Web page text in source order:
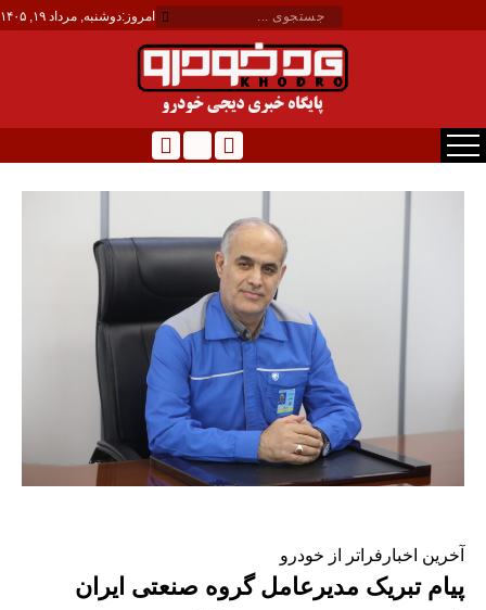
امروز:دوشنبه, مرداد ۱۹, ۱۴۰۵
آخرین اخبار فراتر از خودرو
پیام تبریک مدیرعامل گروه صنعتی ایران